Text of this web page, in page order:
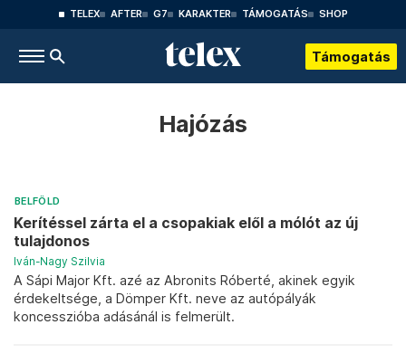
TELEX AFTER G7 KARAKTER TÁMOGATÁS SHOP
Támogatás
Hajózás
BELFÖLD
Kerítéssel zárta el a csopakiak elől a mólót az új
tulajdonos
Iván-Nagy Szilvia
A Sápi Major Kft. azé az Abronits Róberté, akinek egyik
érdekeltsége, a Dömper Kft. neve az autópályák
koncesszióba adásánál is felmerült.